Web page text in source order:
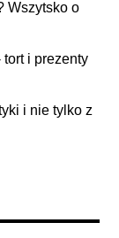
Wszytsko o
i prezenty
i nie tylko z